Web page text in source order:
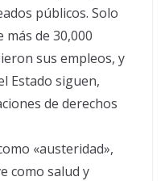
públicos. Solo
más de 30,000
sus empleos, y
Estado siguen,
de derechos
«austeridad»,
como salud y